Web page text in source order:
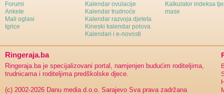
Forumi
Ankete
Mali oglasi
Igrice
Kalendar ovulacije
Kalendar trudnoće
Kalendar razvoja djeteta
Kineski kalendar polova
Kalendari i e-novosti
Kalkulator indeksa
mase
Ringeraja.ba
Ringeraja.ba je specijalizovani portal, namjenjen budućim roditeljima,
trudnicama i roditeljima predškolske djece.
(c) 2002-2026 Danu media d.o.o. Sarajevo Sva prava zadržana